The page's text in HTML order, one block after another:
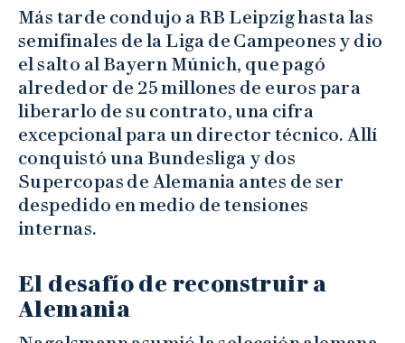
Más tarde condujo a RB Leipzig hasta las
semifinales de la Liga de Campeones y dio
el salto al Bayern Múnich, que pagó
alrededor de 25 millones de euros para
liberarlo de su contrato, una cifra
excepcional para un director técnico. Allí
conquistó una Bundesliga y dos
Supercopas de Alemania antes de ser
despedido en medio de tensiones
internas.
El desafío de reconstruir a
Alemania